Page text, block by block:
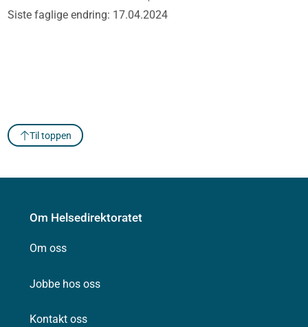
Siste faglige endring: 17.04.2024
Til toppen
Om Helsedirektoratet
Om oss
Jobbe hos oss
Kontakt oss